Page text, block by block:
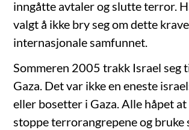
inngåtte avtaler og slutte terror.
valgt å ikke bry seg om dette
internasjonale samfunnet.
Sommeren 2005 trakk Israel seg
Gaza. Det var ikke en eneste
eller bosetter i Gaza. Alle håpet
stoppe terrorangrepene og bruke